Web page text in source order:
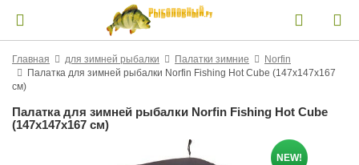
Главная для зимней рыбалки Палатки зимние
Norfin
Палатка для зимней рыбалки Norfin Fishing Hot Cube (147x147x167
см)
Палатка для зимней рыбалки Norfin Fishing Hot Cube
(147x147x167 см)
NEW!